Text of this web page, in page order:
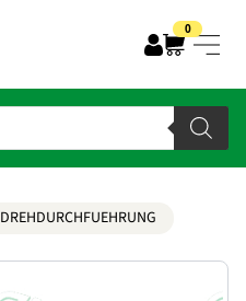
0
DREHDURCHFUEHRUNG